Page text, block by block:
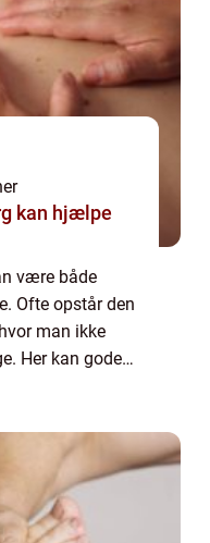
kan hjælpe
være både
Ofte opstår den
man ikke
Her kan gode